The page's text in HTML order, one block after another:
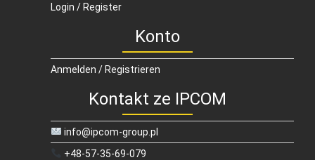
Login / Register
Konto
Anmelden / Registrieren
Kontakt ze IPCOM
info@ipcom-group.pl
+48-57-35-69-079